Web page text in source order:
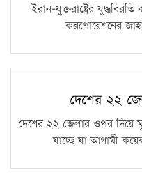
ইরান-যুক্তরাষ্ট্রের
করপোরেশনের
দেশের ২২
দেশের ২২ জেলার ওপর দিয়ে
যাচ্ছে যা আগামী